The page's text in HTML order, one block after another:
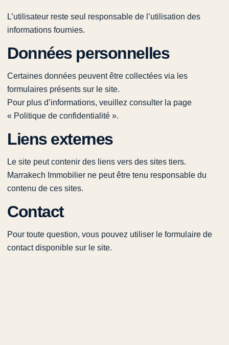
L’utilisateur reste seul responsable de l’utilisation des
informations fournies.
Données personnelles
Certaines données peuvent être collectées via les
formulaires présents sur le site.
Pour plus d’informations, veuillez consulter la page
« Politique de confidentialité ».
Liens externes
Le site peut contenir des liens vers des sites tiers.
Marrakech Immobilier ne peut être tenu responsable du
contenu de ces sites.
Contact
Pour toute question, vous pouvez utiliser le formulaire de
contact disponible sur le site.